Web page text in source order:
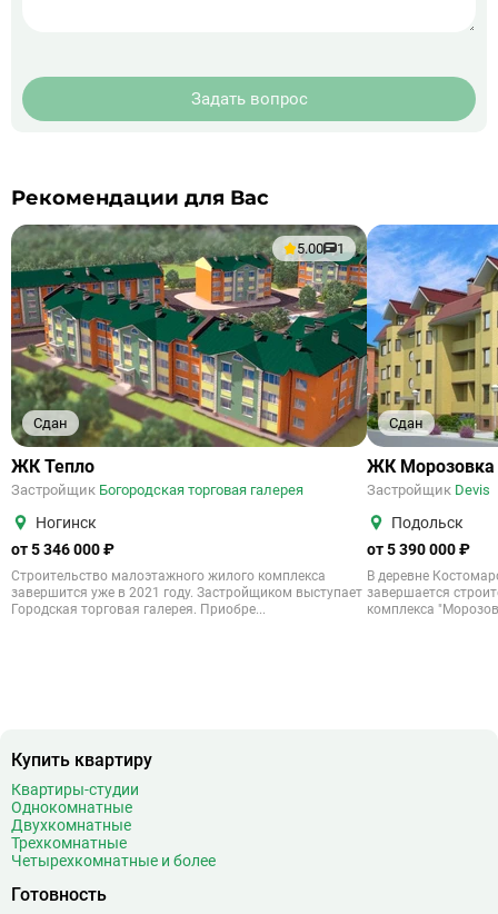
Задать вопрос
Рекомендации для Вас
Сдан
5.00 1
ЖК Тепло
Застройщик Богородская торговая галерея
Ногинск
от 5 346 000 ₽
Строительство малоэтажного жилого комплекса
завершится уже в 2021 году. Застройщиком выступает
Городская торговая галерея. Приобре...
Сдан
ЖК Морозовка
Застройщик Devis
Подольск
от 5 390 000 ₽
В деревне
завершается
комплекса
Купить квартиру
Квартиры-студии
Однокомнатные
Двухкомнатные
Трехкомнатные
Четырехкомнатные и более
Готовность